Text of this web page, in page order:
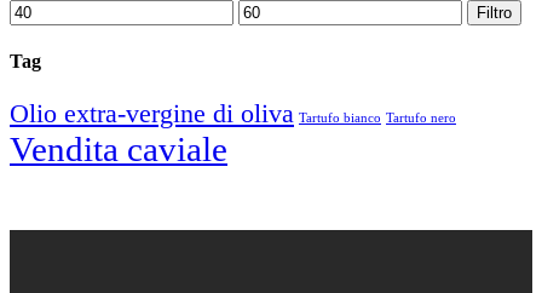
Filtro
Tag
Olio extra-vergine di oliva Tartufo bianco Tartufo nero
Vendita caviale